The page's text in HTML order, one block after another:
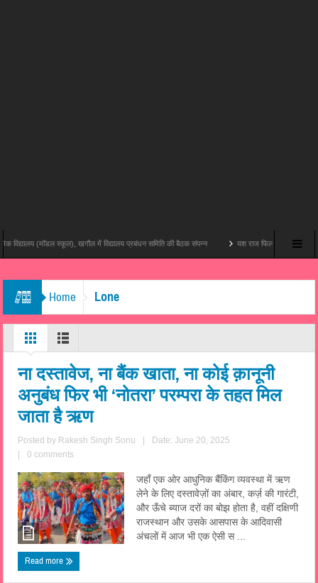
(मॉडल स्कूल), खगौल में विद्यालय प्रबंधन समिति की बैठक संपन्न यश राज फिल्म्स और पोशम पा
Home Lone
ना दस्तावेज, ना बैंक खाता, ना कोई क़ानूनी
अनुबंध फिर भी ‘नोतरा’ परम्परा के तहत मिल
जाता है ऋण
Posted by Rakesh Singh Sonu
Date: June 20, 2025
0 comments
जहाँ एक ओर आधुनिक बैंकिंग व्यवस्था में ऋण
लेने के लिए दस्तावेज़ों का अंबार, कर्ज़ की गारंटी,
और ऊँचे ब्याज दरों का बोझ होता है, वहीं दक्षिणी
राजस्थान और उसके आसपास के आदिवासी
अंचलों में आज भी एक ऐसी स ...
Read more